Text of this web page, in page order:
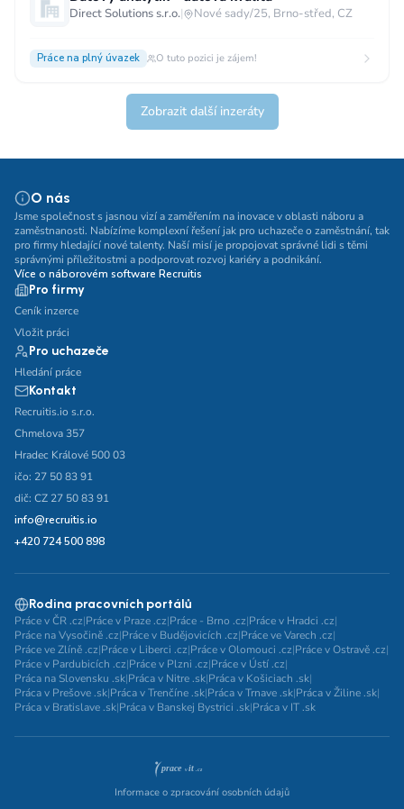
Direct Solutions s.r.o.| Nové sady/25, Brno-střed, CZ
Práce na plný úvazek O tuto pozici je zájem!
Zobrazit další inzeráty
O nás
Jsme společnost s jasnou vizí a zaměřením na inovace v oblasti náboru a
zaměstnanosti. Nabízíme komplexní řešení jak pro uchazeče o zaměstnání, tak
pro firmy hledající nové talenty. Naší misí je propojovat správné lidi s těmi
správnými příležitostmi a podporovat rozvoj kariéry a podnikání.
Více o náborovém software Recruitis
Pro firmy
Ceník inzerce
Vložit práci
Pro uchazeče
Hledání práce
Kontakt
Recruitis.io s.r.o.
Chmelova 357
Hradec Králové 500 03
ičo: 27 50 83 91
dič: CZ 27 50 83 91
info@recruitis.io
+420 724 500 898
Rodina pracovních portálů
Práce v ČR .cz|Práce v Praze .cz|Práce - Brno .cz|Práce v Hradci .cz|
Práce na Vysočině .cz|Práce v Budějovicích .cz|Práce ve Varech .cz|
Práce ve Zlíně .cz|Práce v Liberci .cz|Práce v Olomouci .cz|Práce v Ostravě .cz|
Práce v Pardubicích .cz|Práce v Plzni .cz|Práce v Ústí .cz|
Práca na Slovensku .sk|Práca v Nitre .sk|Práca v Košiciach .sk|
Práca v Prešove .sk|Práca v Trenčíne .sk|Práca v Trnave .sk|Práca v Žiline .sk|
Práca v Bratislave .sk|Práca v Banskej Bystrici .sk|Práca v IT .sk
Informace o zpracování osobních údajů